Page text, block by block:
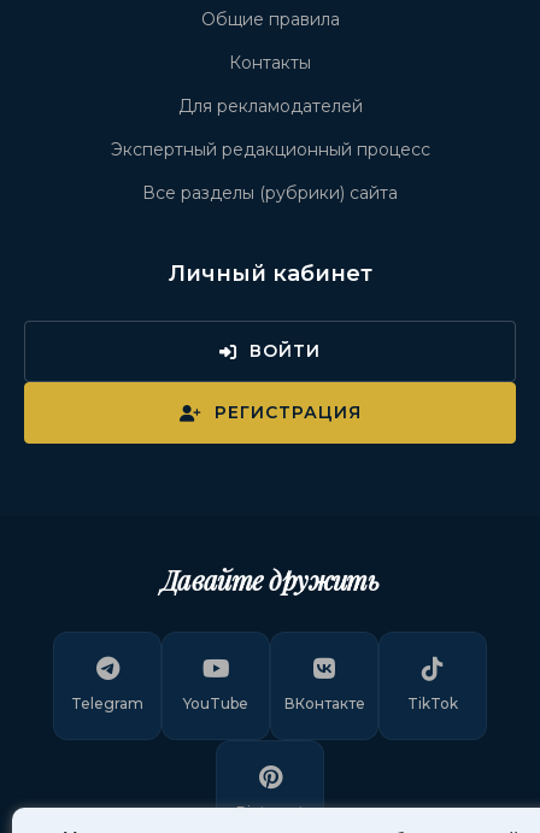
Общие правила
Контакты
Для рекламодателей
Экспертный редакционный процесс
Все разделы (рубрики) сайта
Личный кабинет
ВОЙТИ
РЕГИСТРАЦИЯ
Давайте дружить
Telegram YouTube ВКонтакте TikTok
Pinterest